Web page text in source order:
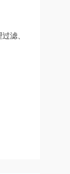
滤、